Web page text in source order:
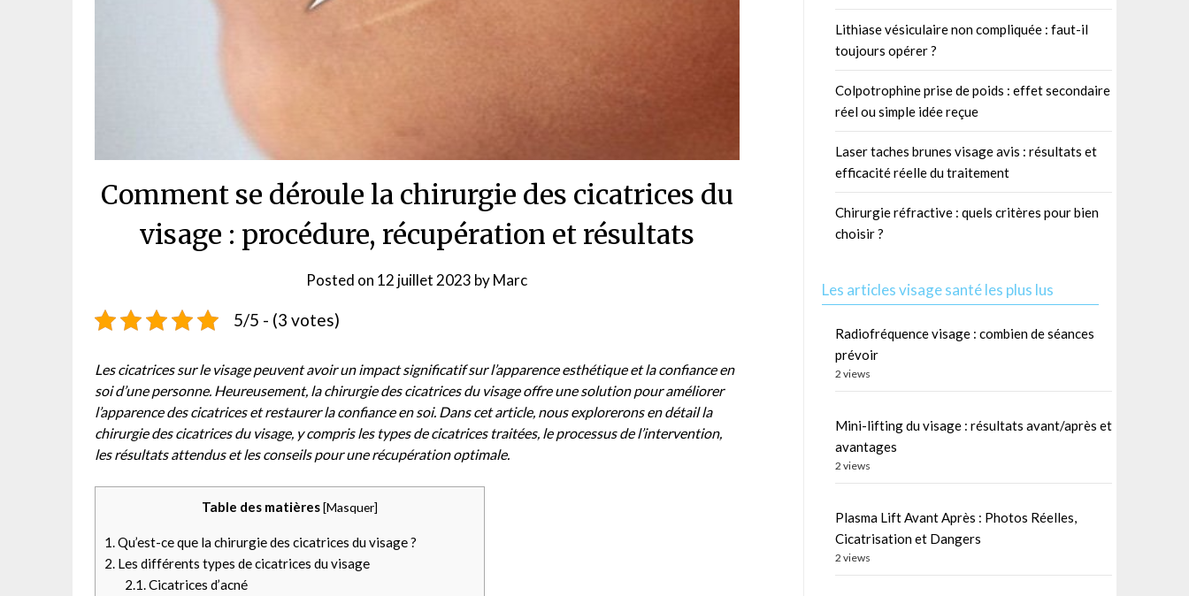
Comment se déroule la chirurgie des cicatrices du
visage : procédure, récupération et résultats
Posted on 12 juillet 2023 byMarc
5/5 - (3 votes)
Les cicatrices sur le visage peuvent avoir un impact significatif sur l’apparence esthétique et la confiance en
soi d’une personne. Heureusement, la chirurgie des cicatrices du visage offre une solution pour améliorer
l’apparence des cicatrices et restaurer la confiance en soi. Dans cet article, nous explorerons en détail la
chirurgie des cicatrices du visage, y compris les types de cicatrices traitées, le processus de l’intervention,
les résultats attendus et les conseils pour une récupération optimale.
Table des matières[Masquer]
1.Qu’est-ce que la chirurgie des cicatrices du visage ?
2. Les différents types de cicatrices du visage
2.1.Cicatrices d’acné
Lithiase vésiculaire non compliquée : faut-il
toujours opérer ?
Colpotrophine prise de poids : effet secondaire
réel ou simple idée reçue
Laser taches brunes visage avis : résultats et
efficacité réelle du traitement
Chirurgie réfractive : quels critères pour bien
choisir ?
Les articles visage santé les plus lus
Radiofréquence visage : combien de séances
prévoir
2 views
Mini-lifting du visage : résultats avant/après et
avantages
2 views
Plasma Lift Avant Après : Photos Réelles,
Cicatrisation et Dangers
2 views